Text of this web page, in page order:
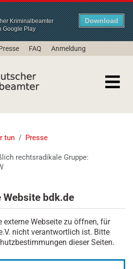
Kriminalbeamter
Google Play
Download
FAQ Anmeldung
tun
Presse
rechtsradikale Gruppe:
bdk.de
Webseite zu öffnen, für
nicht verantwortlich ist. Bitte
dieser Seiten.